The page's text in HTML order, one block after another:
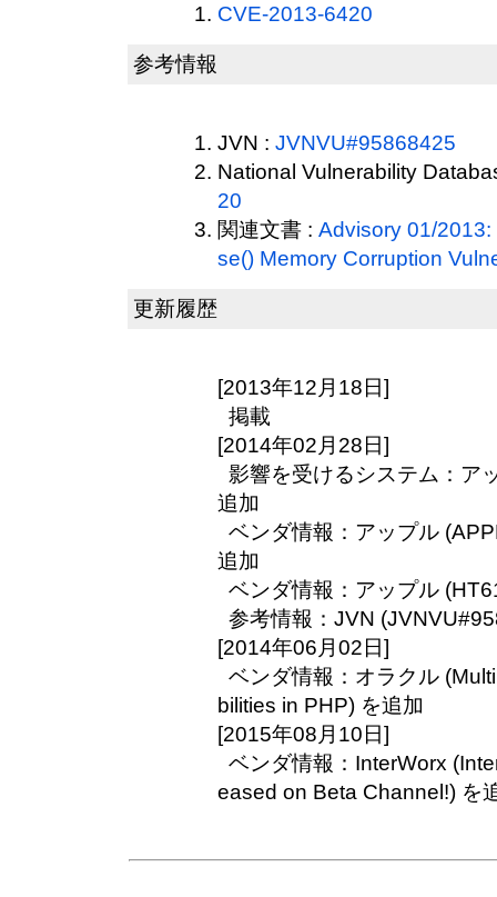
CVE-2013-6420
参考情報
JVN : JVNVU#95868425
National Vulnerability
20
関連文書 : Advisory 01/
se() Memory Corruption
更新履歴
[2013年12月18日]
掲載
[2014年02月28日]
影響を受けるシステム：ア
追加
ベンダ情報：アップル
追加
ベンダ情報：アップル
参考情報：JVN
[2014年06月02日]
ベンダ情報：オラクル
bilities in PHP) を追加
[2015年08月10日]
ベンダ情報：InterWorx
eased on Beta Channel!) を